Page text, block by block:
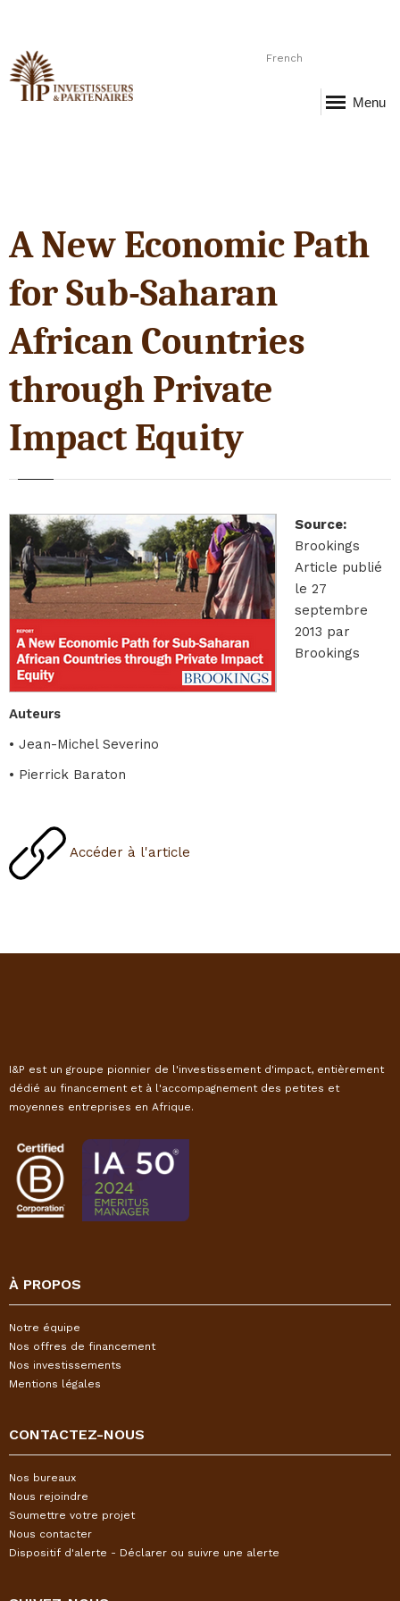
French
Menu
A New Economic Path
for Sub-Saharan
African Countries
through Private
Impact Equity
Source:
Brookings
Article publié
le 27
septembre
2013 par
Brookings
Auteurs
• Jean-Michel Severino
• Pierrick Baraton
Accéder à l'article
I&P est un groupe pionnier de l'investissement d'impact, entièrement
dédié au financement et à l'accompagnement des petites et
moyennes entreprises en Afrique.
À PROPOS
Notre équipe
Nos offres de financement
Nos investissements
Mentions légales
CONTACTEZ-NOUS
Nos bureaux
Nous rejoindre
Soumettre votre projet
Nous contacter
Dispositif d'alerte - Déclarer ou suivre une alerte